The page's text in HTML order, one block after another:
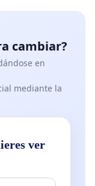
cambiar?
en
mediante la
ver